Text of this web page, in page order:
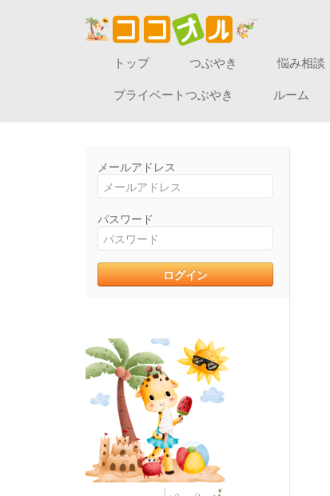
トップ つぶやき 悩み相談
プライベートつぶやき
ルーム
メールアドレス
パスワード